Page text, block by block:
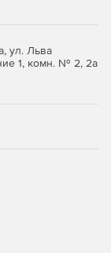
сетевой
ул. Льва
1, комн. № 2, 2а